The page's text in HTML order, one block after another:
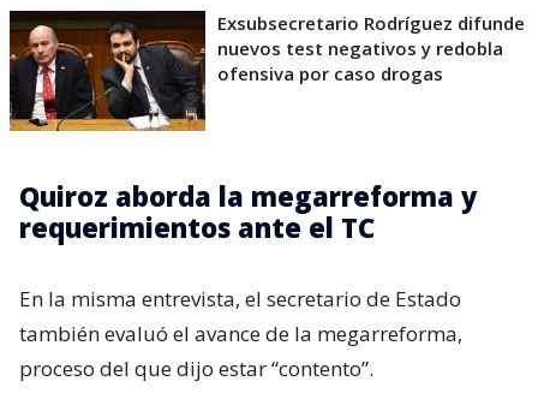
Exsubsecretario Rodríguez difunde
nuevos test negativos y redobla
ofensiva por caso drogas
Quiroz aborda la megarreforma y
requerimientos ante el TC
En la misma entrevista, el secretario de Estado
también evaluó el avance de la megarreforma,
proceso del que dijo estar “contento”.